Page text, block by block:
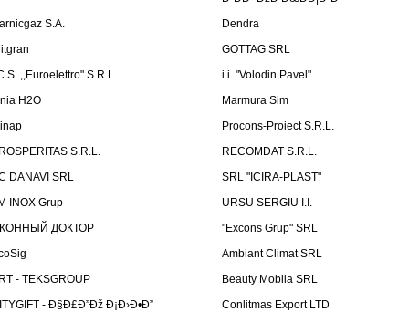
S.A.
Dendra
GOTTAG SRL
,,Euroelettro" S.R.L.
i.i. "Volodin Pavel"
H2O
Marmura Sim
Procons-Proiect S.R.L.
S.R.L.
RECOMDAT S.R.L.
DANAVI SRL
SRL "ICIRA-PLAST"
INOX Grup
URSU SERGIU I.I.
ДОКТОР
"Excons Grup" SRL
Ambiant Climat SRL
- TEKSGROUP
Beauty Mobila SRL
- Ð§Ð£Ð”Ðž Ð¡Ð›Ð•Ð”
Conlitmas Export LTD